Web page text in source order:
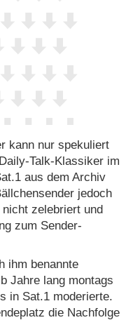
kann nur spekuliert
Talk-Klassiker im
aus dem Archiv
jedoch
zelebriert und
zum Sender-
ihm benannte
Jahre lang montags
in Sat.1 moderierte.
die Nachfolge